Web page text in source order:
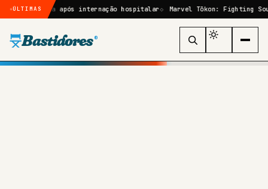
ÚLTIMAS
após internação hospitalar Marvel Tōkon: Fighting Souls:
Bastidores ®